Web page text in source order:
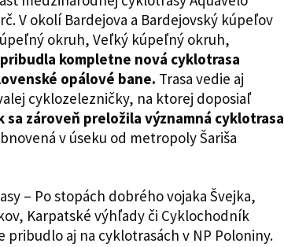
V okolí Bardejova a Bardejovský kúpeľov
okruh, Veľký kúpeľný okruh,
pribudla kompletne nová cyklotrasa
opálové bane. Trasa vedie aj
cyklozelezničky, na ktorej doposiaľ
sa zároveň preložila významná cyklotrasa
v úseku od metropoly Šariša
– Po stopách dobrého vojaka Švejka,
Karpatské výhľady či Cyklochodník
pribudlo aj na cyklotrasách v NP Poloniny.